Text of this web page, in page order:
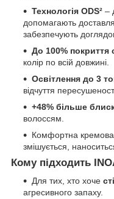
Технологія ODS² –
допомагають
забезпечують
До 100% покриття
колір по всій довжині.
Освітлення до 3
відчуття
+48% більше
волоссям.
Комфортна
змішується,
Кому підходить
Для тих, хто хоче
агресивного запаху.